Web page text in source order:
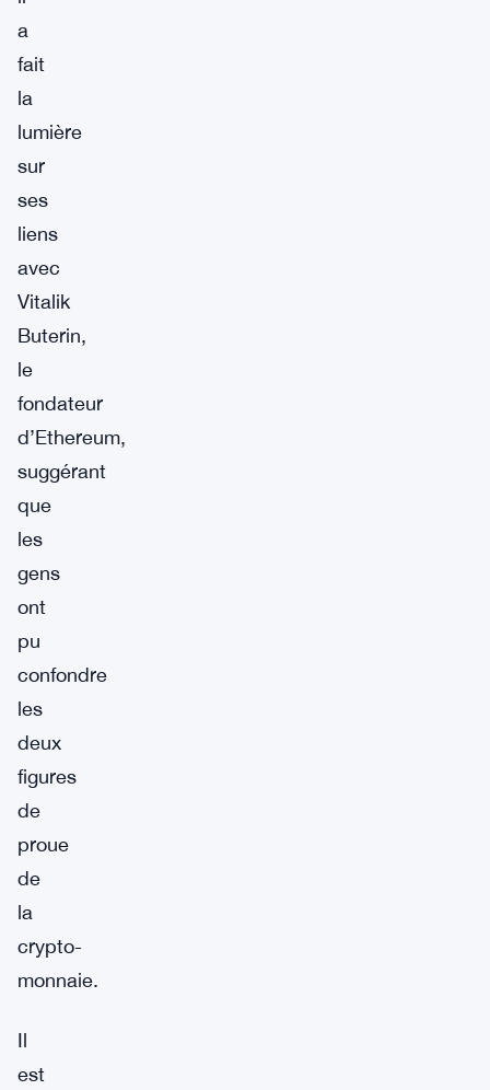
a
fait
la
lumière
sur
ses
liens
avec
Vitalik
Buterin,
le
fondateur
d’Ethereum,
suggérant
que
les
gens
ont
pu
confondre
les
deux
figures
de
proue
de
la
crypto-
monnaie.
Il
est